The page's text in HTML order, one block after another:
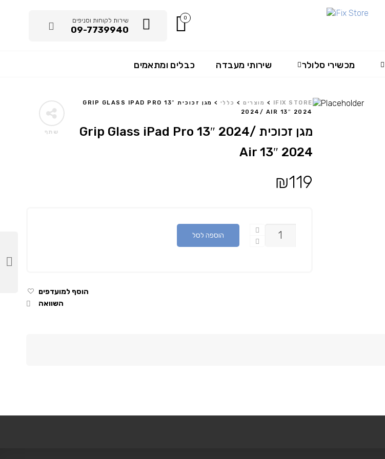
שירות לקוחות וסניפים
09-7739940
0
מכשירי סלולר שירותי מעבדה כבלים ומתאמים
שתף
IFIX STORE
> מוצרים> כללי >
מגן זכוכית GRIP GLASS IPAD PRO 13″
2024/ AIR 13″ 2024
מגן זכוכית Grip Glass iPad Pro 13″ 2024/
Air 13″ 2024
₪119
כמות
הוספה לסל
הוסף למועדפים
השוואה